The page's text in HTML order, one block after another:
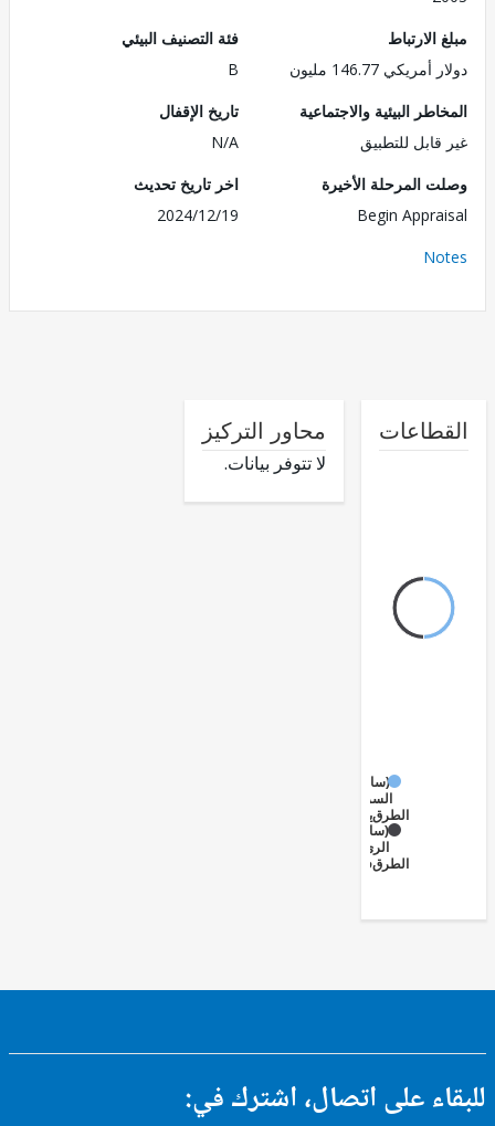
146.77 مليون
فئة التصنيف البيئي
B
البيئية والاجتماعية
للتطبيق
تاريخ الإقفال
المرحلة الأخيرة
Begin
اخر تاريخ تحديث
2024/12/19
محاور التركيز
لا تتوفر بيانات.
على اتصال، اشترك في: